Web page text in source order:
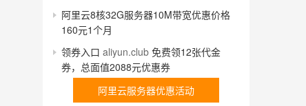
阿里云8核32G服务器10M带宽优惠价格
160元1个月
领券入口 aliyun.club 免费领12张代金
券，总面值2088元优惠券
阿里云服务器优惠活动